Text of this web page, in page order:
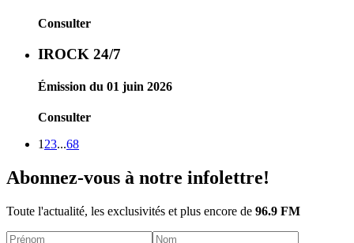
Consulter
IROCK 24/7
Émission du 01 juin 2026
Consulter
1 23...68
Abonnez-vous à notre infolettre!
Toute l'actualité, les exclusivités et plus encore de 96.9 FM